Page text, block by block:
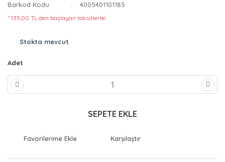
Barkod Kodu
4005401101185
* 135,00 TL den başlayan taksitlerle!
Stokta mevcut
Adet
SEPETE EKLE
Karşılaştır